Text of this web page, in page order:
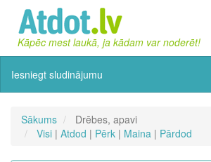
Kāpēc mest laukā, ja kādam var noderēt!
Iesniegt sludinājumu
Sākums
Drēbes, apavi
Visi | Atdod | Pērk | Maina | Pārdod